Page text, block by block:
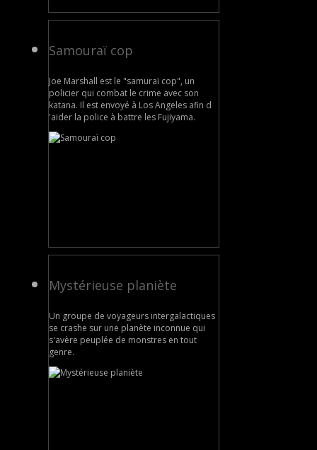
Samouraï cop
Joe Marshall est le "samuraï cop", un
policier qui combat le crime avec son
katana. Il est envoyé à Los Angeles afin d
'aider la police à battre les Fujiyama.
Mystérieuse planiète
Un groupe de voyageurs intergalactiques
se crashe sur une planète inconnue qui
s'avère peuplée de monstres en tout
genre.